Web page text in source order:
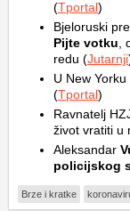
(Tportal)
Bjeloruski
Pijte votku
redu (Jutarnji
U New Yorku
(Tportal)
Ravnatelj
život vratiti u
Aleksandar
policijskog
Brze i kratke